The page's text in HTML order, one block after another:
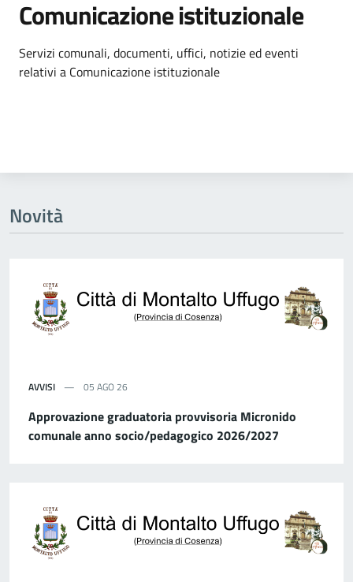
Comunicazione istituzionale
Dettagli dell'argomento
Servizi comunali, documenti, uffici, notizie ed eventi
relativi a Comunicazione istituzionale
Novità
AVVISI 05 AGO 26
Approvazione graduatoria provvisoria Micronido
comunale anno socio/pedagogico 2026/2027